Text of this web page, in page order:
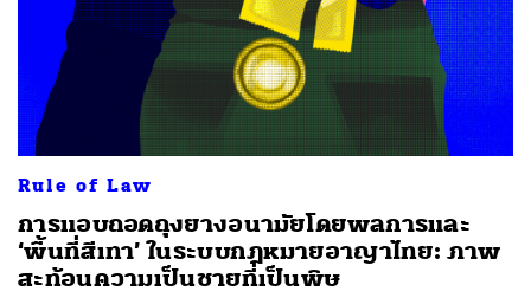
Rule of Law
การแอบถอดถุงยางอนามัยโดยพลการและ
‘พื้นที่สีเทา’ ในระบบกฎหมายอาญาไทย: ภาพ
สะท้อนความเป็นชายที่เป็นพิษ
ค้นหา
SHARE TWEET LINE EMAIL